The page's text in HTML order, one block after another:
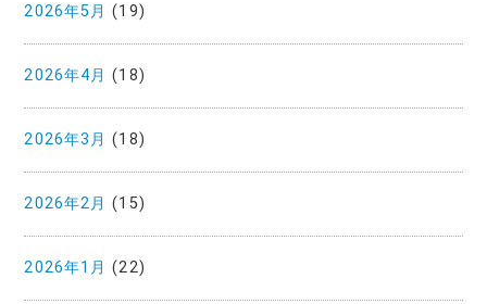
2026年5月 (19)
2026年4月 (18)
2026年3月 (18)
2026年2月 (15)
2026年1月 (22)